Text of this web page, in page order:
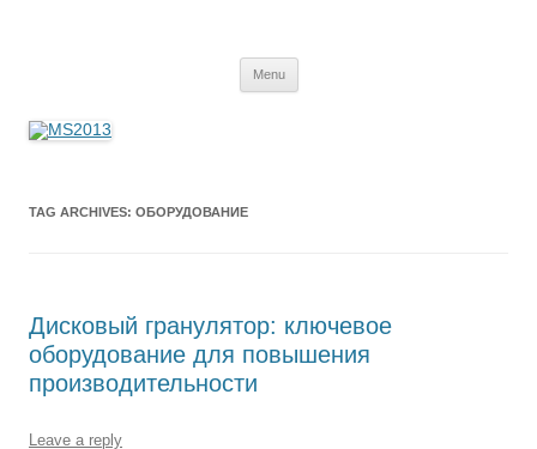
Menu
TAG ARCHIVES: ОБОРУДОВАНИЕ
Дисковый гранулятор: ключевое
оборудование для повышения
производительности
Leave a reply